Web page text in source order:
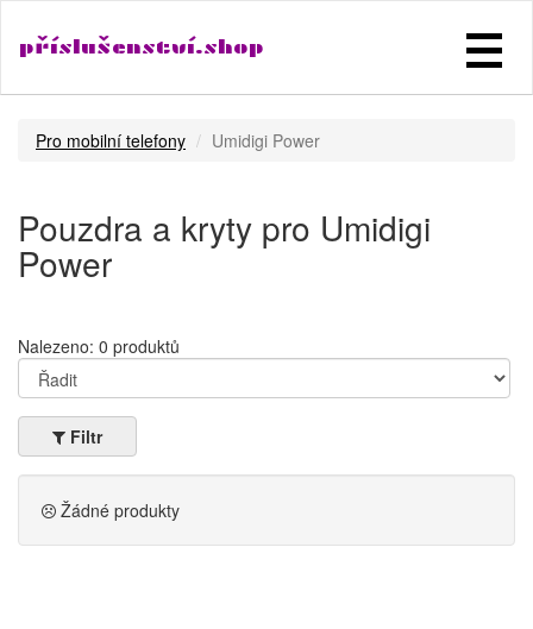
příslušenství.shop
Pro mobilní telefony Umidigi Power
Pouzdra a kryty pro Umidigi
Power
Nalezeno: 0 produktů
Filtr
Žádné produkty